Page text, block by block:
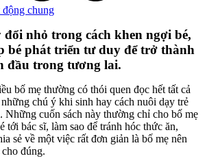
động chung
nhỏ trong cách khen ngợi bé,
bé phát triển tư duy để trở thành
đầu trong tương lai.
bố mẹ thường có thói quen đọc hết tất cả
chú ý khi sinh hay cách nuôi dạy trẻ
Những cuốn sách này thường chỉ cho bố mẹ
tới bác sĩ, làm sao để tránh hóc thức ăn,
sẻ về một việc rất đơn giản là bố mẹ nên
đúng.